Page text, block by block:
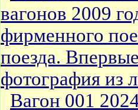
вагонов 2009
фирменного
поезда.
фотография из
Вагон 001